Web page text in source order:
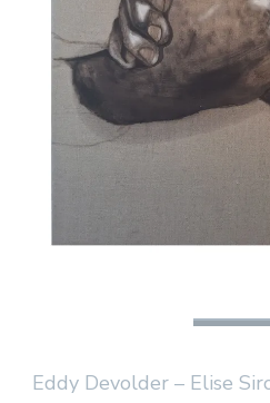
Eddy Devolder – Elise